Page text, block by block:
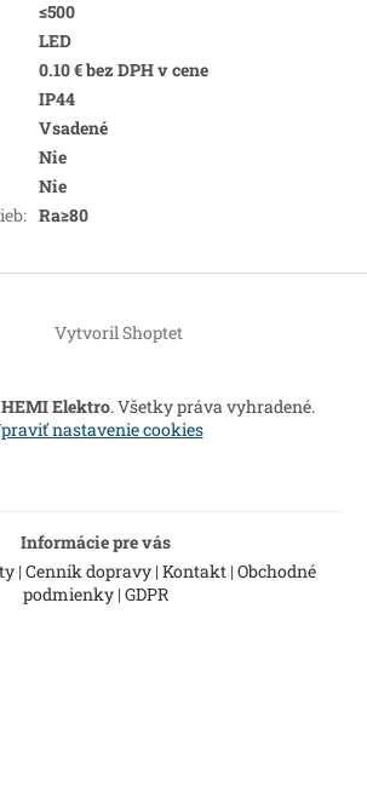
≤500
LED
0.10 € bez DPH v cene
IP44
Vsadené
Nie
Nie
: Ra≥80
Vytvoril Shoptet
HEMI Elektro. Všetky práva vyhradené.
nastavenie cookies
Informácie pre vás
| Cenník dopravy| Kontakt| Obchodné
podmienky | GDPR